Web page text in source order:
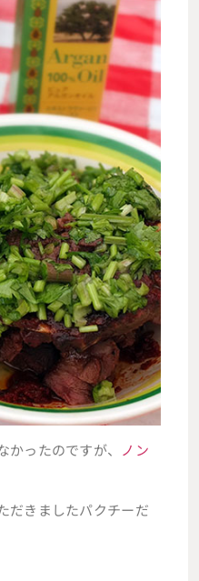
ったのですが、
ノン
だきましたパクチーだ